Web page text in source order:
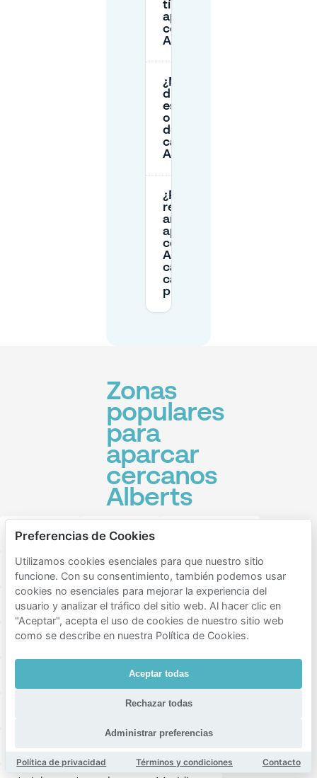
típicos de
aparcamiento
cerca de
Alberts?
¿Necesito un
disco de
estacionamiento
o seguir límites
de tiempo en la
calle cerca de
Alberts?
¿Puedo
reservar con
antelación un
aparcamiento
cerca de
Alberts y
cancelar si
cambian mis
planes?
Zonas
populares
para
aparcar
cercanos
Alberts
Stadskern Zonnehof
Nieuwstraat Coninckstraat Stadhuisplein
Schimmelpenninckstraat
Bekenstein en De Luiaard Smallepad
Willem III
Puntenburg
Preferencias de Cookies
Utilizamos cookies esenciales para que nuestro sitio
funcione. Con su consentimiento, también podemos usar
cookies no esenciales para mejorar la experiencia del
usuario y analizar el tráfico del sitio web. Al hacer clic en
"Aceptar", acepta el uso de cookies de nuestro sitio web
como se describe en nuestra Política de Cookies.
Aceptar todas
Rechazar todas
Administrar preferencias
Política de privacidad Términos y condiciones Contacto